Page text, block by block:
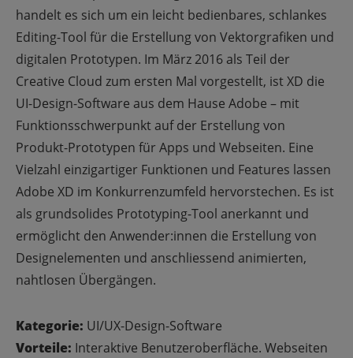
handelt es sich um ein leicht bedienbares, schlankes
Editing-Tool für die Erstellung von Vektorgrafiken und
digitalen Prototypen. Im März 2016 als Teil der
Creative Cloud zum ersten Mal vorgestellt, ist XD die
UI-Design-Software aus dem Hause Adobe – mit
Funktionsschwerpunkt auf der Erstellung von
Produkt-Prototypen für Apps und Webseiten. Eine
Vielzahl einzigartiger Funktionen und Features lassen
Adobe XD im Konkurrenzumfeld hervorstechen. Es ist
als grundsolides Prototyping-Tool anerkannt und
ermöglicht den Anwender:innen die Erstellung von
Designelementen und anschliessend animierten,
nahtlosen Übergängen.
Kategorie: UI/UX-Design-Software
Vorteile: Interaktive Benutzeroberfläche. Webseiten